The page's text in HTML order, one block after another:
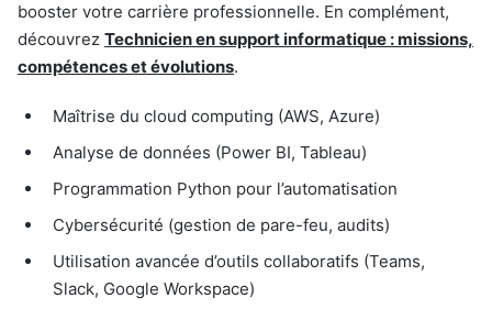
booster votre carrière professionnelle. En complément,
découvrez Technicien en support informatique : missions,
compétences et évolutions.
Maîtrise du cloud computing (AWS, Azure)
Analyse de données (Power BI, Tableau)
Programmation Python pour l’automatisation
Cybersécurité (gestion de pare-feu, audits)
Utilisation avancée d’outils collaboratifs (Teams,
Slack, Google Workspace)